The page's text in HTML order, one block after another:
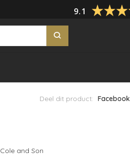
9.1
Deel dit product: Facebook
Cole and Son